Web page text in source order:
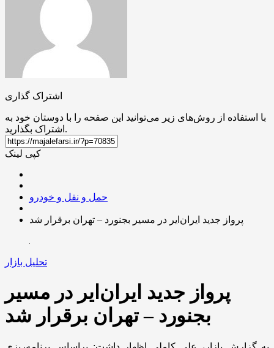
اشتراک گذاری
با استفاده از روش‌های زیر می‌توانید این صفحه را با دوستان خود به
اشتراک بگذارید.
کپی لینک
حمل و نقل و خودرو
پرواز جدید ایران‌ایر در مسیر بجنورد – تهران برقرار شد
تحلیل بازار
پرواز جدید ایران‌ایر در مسیر
بجنورد – تهران برقرار شد